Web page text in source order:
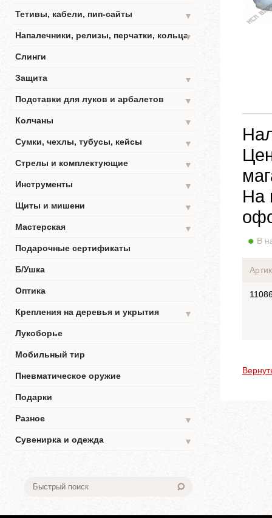
Тетивы, кабели, пип-сайты
▼
Напалечники, релизы, перчатки, кольца▼
Слинги
Защита
▼
Подставки для луков и арбалетов
▼
Колчаны
▼
Сумки, чехлы, тубусы, кейсы
▼
Стрелы и комплектующие
▼
Инструменты
▼
Щиты и мишени
▼
Мастерская
▼
Подарочные сертификаты
Б/Ушка
Оптика
Крепления на деревья и укрытия
▼
Лукоборье
Мобильный тир
Пневматическое оружие
Подарки
Разное
▼
Сувенирка и одежда
▼
На
В